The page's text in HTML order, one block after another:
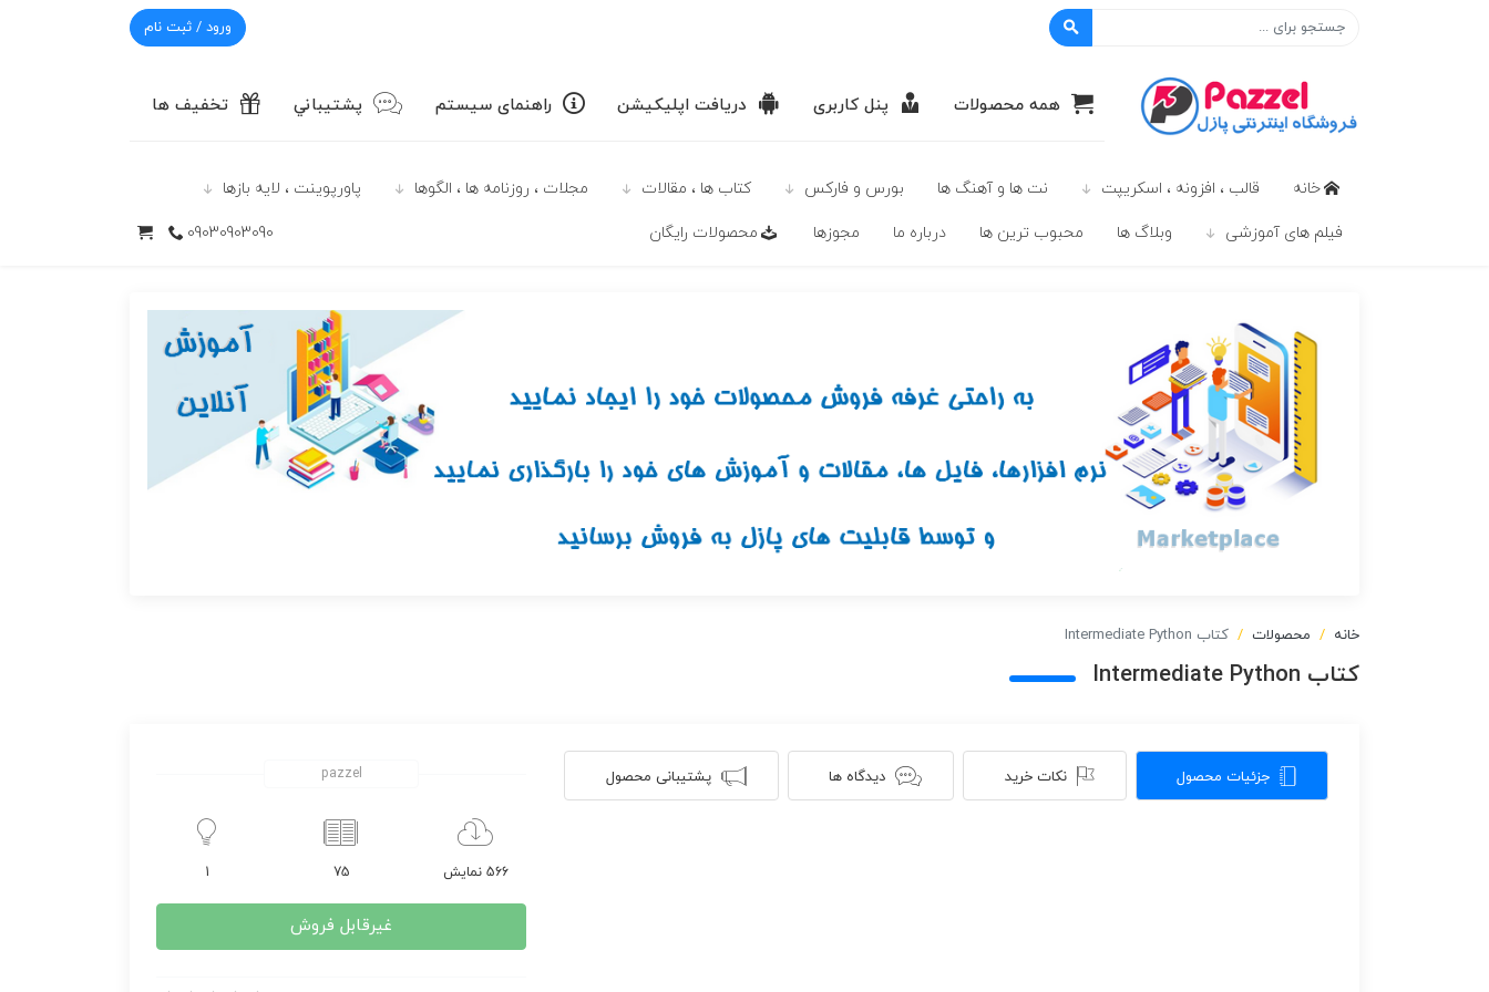
ورود / ثبت نام
همه محصولات پنل کاربری دریافت اپلیکیشن راهنمای سیستم پشتيباني تخفیف ها
خانه قالب ، افزونه ، اسکریپت نت ها و آهنگ ها بورس و فارکس كتاب ها ، مقالات مجلات ، روزنامه ها ، الگوها پاورپوينت ، لایه بازها
فیلم های آموزشی وبلاگ ها محبوب ترين ها درباره ما مجوزها محصولات رايگان 09030903090
خانه محصولات کتاب Intermediate Python
کتاب Intermediate Python
جزئیات محصول نکات خرید دیدگاه ها پشتیبانی محصول pazzel
566 نمایش 75
1
غیرقابل فروش